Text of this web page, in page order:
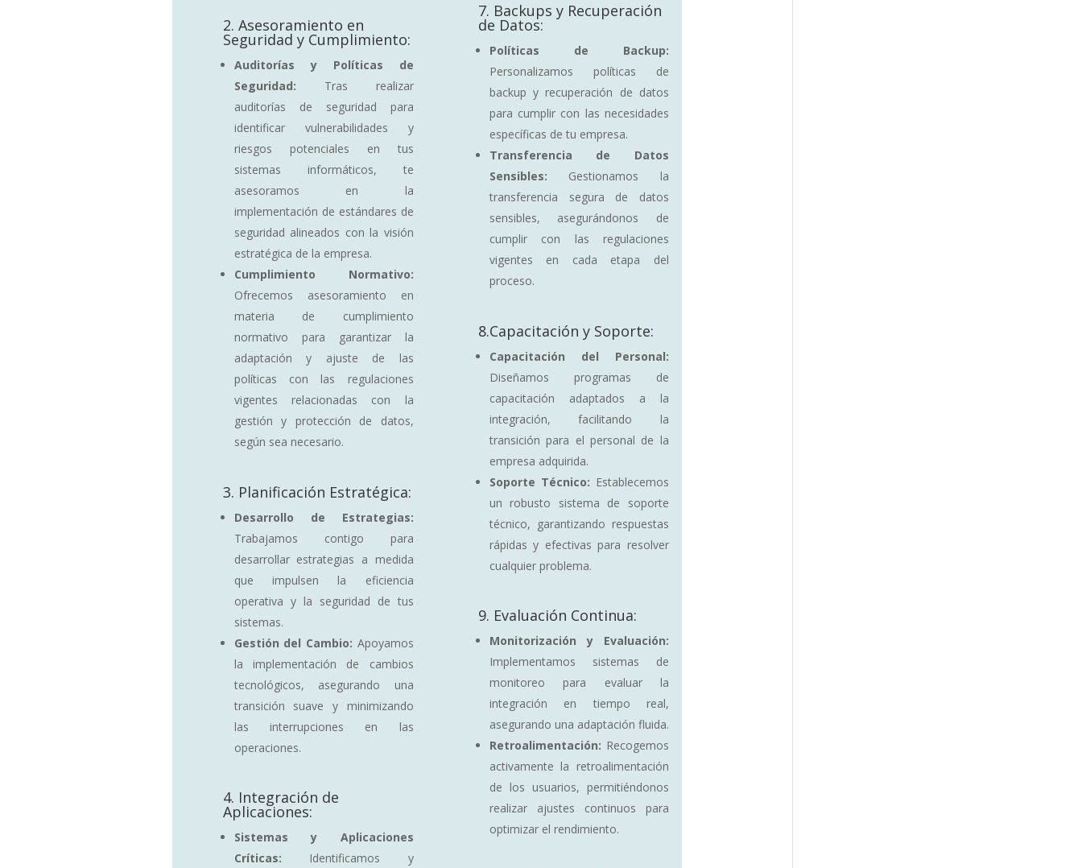
2. Asesoramiento en
Seguridad y Cumplimiento:
Auditorías y Políticas de
Seguridad: Tras realizar
auditorías de seguridad para
identificar vulnerabilidades y
riesgos potenciales en tus
sistemas informáticos, te
asesoramos en la
implementación de estándares de
seguridad alineados con la visión
estratégica de la empresa.
Cumplimiento Normativo:
Ofrecemos asesoramiento en
materia de cumplimiento
normativo para garantizar la
adaptación y ajuste de las
políticas con las regulaciones
vigentes relacionadas con la
gestión y protección de datos,
según sea necesario.
3. Planificación Estratégica:
Desarrollo de Estrategias:
Trabajamos contigo para
desarrollar estrategias a medida
que impulsen la eficiencia
operativa y la seguridad de tus
sistemas.
Gestión del Cambio: Apoyamos
la implementación de cambios
tecnológicos, asegurando una
transición suave y minimizando
las interrupciones en las
operaciones.
4. Integración de
Aplicaciones:
Sistemas y Aplicaciones
Críticas: Identificamos y
7. Backups y Recuperación
de Datos:
Políticas de Backup:
Personalizamos políticas de
backup y recuperación de datos
para cumplir con las necesidades
específicas de tu empresa.
Transferencia de Datos
Sensibles: Gestionamos la
transferencia segura de datos
sensibles, asegurándonos de
cumplir con las regulaciones
vigentes en cada etapa del
proceso.
8.Capacitación y Soporte:
Capacitación del Personal:
Diseñamos programas de
capacitación adaptados a la
integración, facilitando la
transición para el personal de la
empresa adquirida.
Soporte Técnico: Establecemos
un robusto sistema de soporte
técnico, garantizando respuestas
rápidas y efectivas para resolver
cualquier problema.
9. Evaluación Continua:
Monitorización y Evaluación:
Implementamos sistemas de
monitoreo para evaluar la
integración en tiempo real,
asegurando una adaptación fluida.
Retroalimentación: Recogemos
activamente la retroalimentación
de los usuarios, permitiéndonos
realizar ajustes continuos para
optimizar el rendimiento.